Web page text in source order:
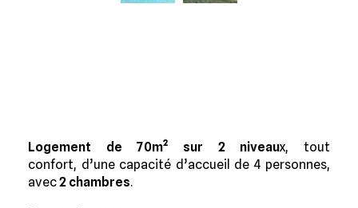
Logement de 70m² sur 2 niveaux, tout
confort, d’une capacité d’accueil de 4 personnes,
avec2 chambres.